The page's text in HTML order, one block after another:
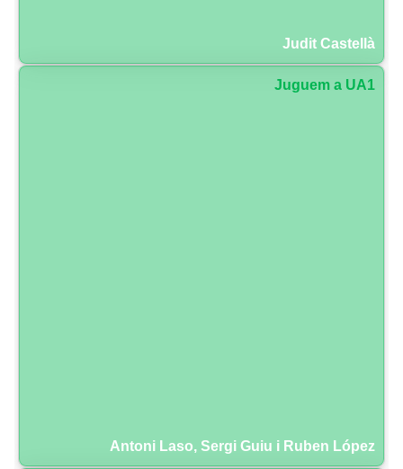
Judit Castellà
Juguem a UA1
Antoni Laso, Sergi Guiu i Ruben López